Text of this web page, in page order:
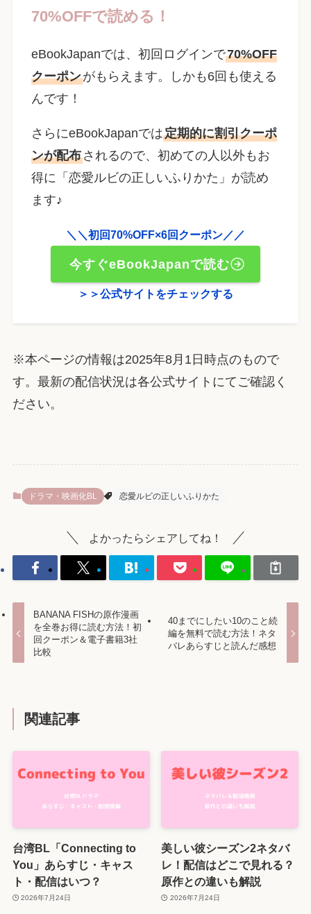
70%OFFで読める！
eBookJapanでは、初回ログインで70%OFF
クーポンがもらえます。しかも6回も使える
んです！
さらにeBookJapanでは定期的に割引クーポ
ンが配布されるので、初めての人以外もお
得に「恋愛ルビの正しいふりかた」が読め
ます♪
＼＼初回70%OFF×6回クーポン／／
今すぐeBookJapanで読む
＞＞公式サイトをチェックする
※本ページの情報は2025年8月1日時点のもので
す。最新の配信状況は各公式サイトにてご確認く
ださい。
ドラマ・映画化BL 恋愛ルビの正しいふりかた
よかったらシェアしてね！
BANANA FISHの原作漫画
を全巻お得に読む方法！初
回クーポン＆電子書籍3社
比較
40までにしたい10のこと続
編を無料で読む方法！ネタ
バレあらすじと読んだ感想
関連記事
台湾BL「Connecting to
You」あらすじ・キャス
ト・配信はいつ？
2026年7月24日
美しい彼シーズン2ネタバ
レ！配信はどこで見れる？
原作との違いも解説
2026年7月24日